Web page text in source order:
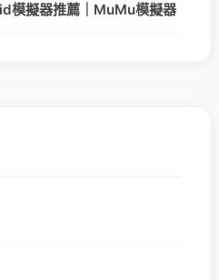
模擬器推薦｜MuMu模擬器